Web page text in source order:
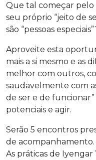
Que tal começar pelo
seu próprio “jeito de
são “pessoas
Aproveite esta
mais a si mesmo e as
melhor com outros,
saudavelmente com
de ser e de
potenciais e agir.
Serão 5 encontros
de acompanhamento.
As práticas de